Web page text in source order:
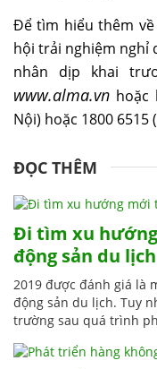
Để tìm hiểu thêm
hội trải nghiệm nghỉ
nhân dịp khai
www.alma.vn hoặc
Nội) hoặc 1800 6515
ĐỌC THÊM
Đi tìm xu
động sản du lịch
2019 được đánh giá là
động sản du lịch. Tuy
trường sau quá trình